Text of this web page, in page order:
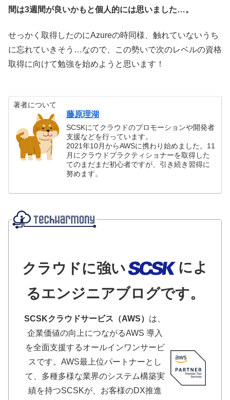
間は3週間が良いかもと個人的には思いました…。
せっかく取得したのにAzureの時同様、触れていないうち
に忘れていきそう…なので、この勢いで次のレベルの資格
取得に向けて勉強を始めようと思います！
著者について
藤原理湖
SCSKにてクラウドのプロモーションや開発者
支援などを行っています。
2021年10月からAWSに携わり始めました。11
月にクラウドプラクティショナーを取得した
てのまだまだ初心者ですが、引き続き習得に
努めます。
クラウドに強い
によ
るエンジニアブログです。
SCSKクラウドサービス（AWS） は、
企業価値の向上につながるAWS 導入
を全面支援するオールインワンサービ
スです。AWS最上位パートナーとし
て、多種多様な業界のシステム構築実
績を持つSCSKが、お客様のDX推進